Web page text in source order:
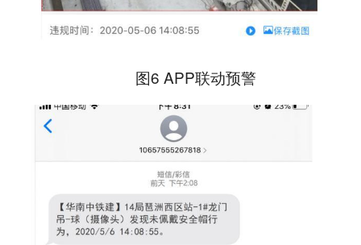
图6 APP联动预警